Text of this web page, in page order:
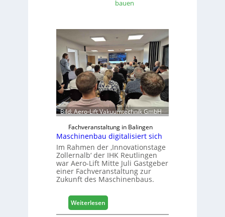
bauen
Bild: Aero-Lift Vakuumtechnik GmbH
Fachveranstaltung in Balingen
Maschinenbau digitalisiert sich
Im Rahmen der ‚Innovationstage
Zollernalb‘ der IHK Reutlingen
war Aero-Lift Mitte Juli Gastgeber
einer Fachveranstaltung zur
Zukunft des Maschinenbaus.
Weiterlesen:
M